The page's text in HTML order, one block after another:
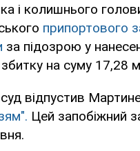
і колишнього
припортового
за підозрою у
на суму 17,28
відпустив
Цей запобіжний